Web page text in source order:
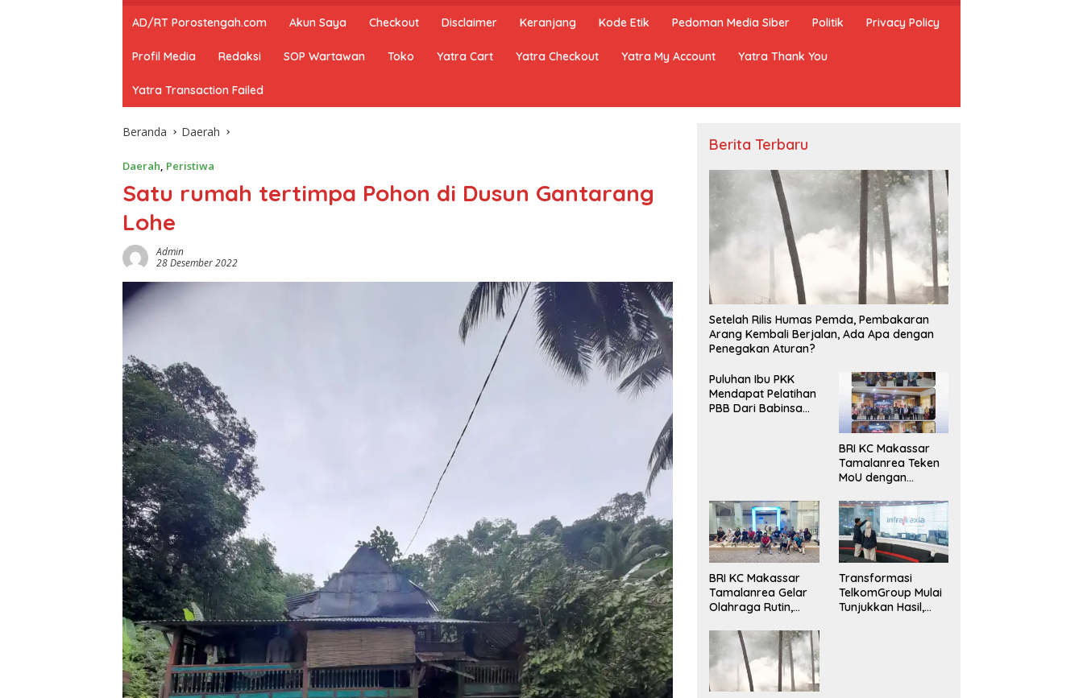
AD/RT Porostengah.com Akun Saya Checkout Disclaimer Keranjang Kode Etik Pedoman Media Siber Politik Privacy Policy
Profil Media Redaksi SOP Wartawan Toko Yatra Cart Yatra Checkout Yatra My Account Yatra Thank You
Yatra Transaction Failed
Beranda Daerah
Daerah, Peristiwa
Satu rumah tertimpa Pohon di Dusun Gantarang
Lohe
Admin
28 Desember 2022
Berita Terbaru
Setelah Rilis Humas Pemda, Pembakaran
Arang Kembali Berjalan, Ada Apa dengan
Penegakan Aturan?
Puluhan Ibu PKK
Mendapat Pelatihan
PBB Dari Babinsa
BRI KC Makassar
Tamalanrea Teken
MoU dengan
Ujung Pandang
Perkuat Layanan
Perbankan
BRI KC Makassar
Tamalanrea Gelar
Olahraga Rutin,
Kekompakan dan
Budaya Kerja Sehat
Transformasi
TelkomGroup Mulai
Tunjukkan Hasil,